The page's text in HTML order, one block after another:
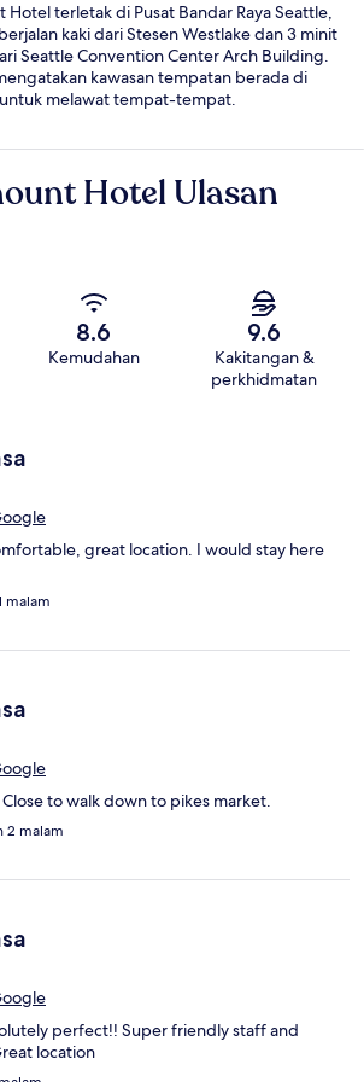
Hotel terletak di Pusat Bandar Raya Seattle,
kaki dari Stesen Westlake dan 3 minit
Seattle Convention Center Arch Building.
kawasan tempatan berada di
melawat tempat-tempat.
Hotel Ulasan
8.6
Kemudahan
9.6
Kakitangan &
perkhidmatan
great location. I would stay here
malam
to walk down to pikes market.
2 malam
perfect!! Super friendly staff and
location